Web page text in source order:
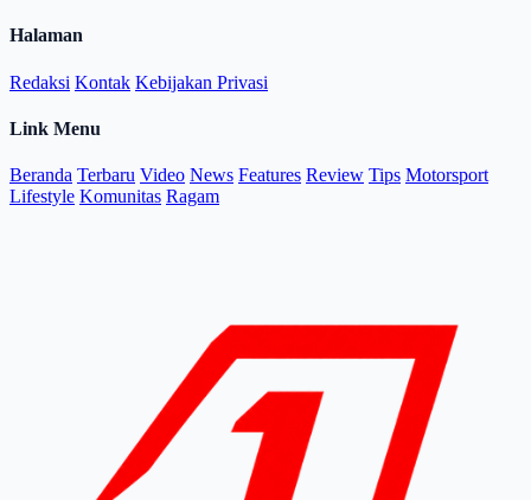
Halaman
Redaksi Kontak Kebijakan Privasi
Link Menu
Beranda Terbaru Video News Features Review Tips Motorsport
Lifestyle Komunitas Ragam